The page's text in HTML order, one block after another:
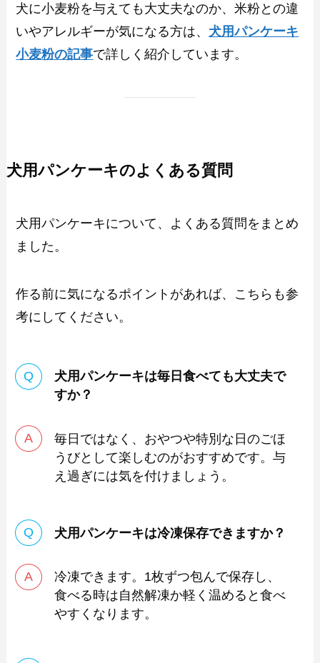
犬に小麦粉を与えても大丈夫なのか、米粉との違
いやアレルギーが気になる方は、 犬用パンケーキ
小麦粉の記事で詳しく紹介しています。
犬用パンケーキのよくある質問
犬用パンケーキについて、よくある質問をまとめ
ました。
作る前に気になるポイントがあれば、こちらも参
考にしてください。
犬用パンケーキは毎日食べても大丈夫で
すか？
毎日ではなく、おやつや特別な日のごほ
うびとして楽しむのがおすすめです。与
え過ぎには気を付けましょう。
犬用パンケーキは冷凍保存できますか？
冷凍できます。1枚ずつ包んで保存し、
食べる時は自然解凍か軽く温めると食べ
やすくなります。